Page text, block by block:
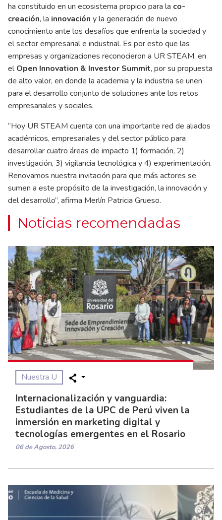
ha constituido en un ecosistema propicio para la co-
creación, la innovación y la generación de nuevo
conocimiento ante los desafíos que enfrenta la sociedad y
el sector empresarial e industrial. Es por esto que las
empresas y organizaciones reconocieron a UR STEAM, en
elOpen Innovation & Investor Summit, por su propuesta
de alto valor, en donde la academia y la industria se unen
para el desarrollo conjunto de soluciones ante los retos
empresariales y sociales.
“Hoy UR STEAM cuenta con una importante red de aliados
académicos, empresariales y del sector público para
desarrollar cuatro áreas de impacto 1) formación, 2)
investigación, 3) vigilancia tecnológica y 4) experimentación.
Renovamos nuestra invitación para que más actores se
sumen a este propósito de la investigación, la innovación y
del desarrollo”, afirma Merlín Patricia Grueso.
Noticias recomendadas
Nuestra U
Internacionalización y vanguardia:
Estudiantes de la UPC de Perú viven la
inmersión en marketing digital y
tecnologías emergentes en el Rosario
06 de Agosto, 2026